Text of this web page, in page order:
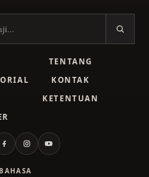
TENTANG
KONTAK
KETENTUAN
FacebookInstagramYouTube
BAHASA